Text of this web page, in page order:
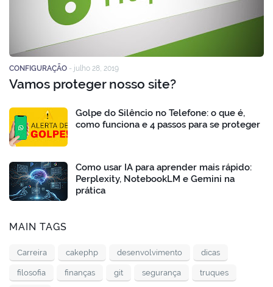
CONFIGURAÇÃO - julho 28, 2019
Vamos proteger nosso site?
Golpe do Silêncio no Telefone: o que é,
como funciona e 4 passos para se proteger
Como usar IA para aprender mais rápido:
Perplexity, NotebookLM e Gemini na
prática
MAIN TAGS
Carreira cakephp desenvolvimento dicas
filosofia finanças git segurança truques